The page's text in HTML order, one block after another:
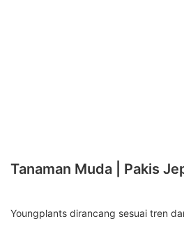
Tanaman Muda | Pakis
Youngplants dirancang sesuai tren